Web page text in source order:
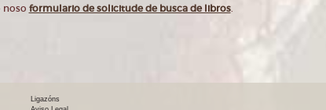
noso formulario de solicitude de busca de libros.
Ligazóns